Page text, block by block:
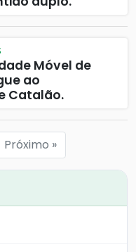
Móvel de
ao
Catalão.
Próximo »